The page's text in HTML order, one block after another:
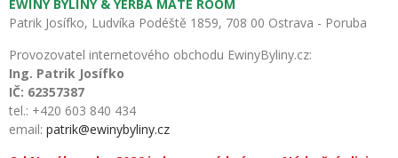
EWÏNY BYLÏNY & YERBA MATÉ RÖÖM
Patrik Josífko, Ludvíka Podéště 1859, 708 00 Ostrava - Poruba
Provozovatel internetového obchodu EwinyByliny.cz:
Ing. Patrik Josífko
IČ: 62357387
tel.: +420 603 840 434
email: patrik@ewinybyliny.cz